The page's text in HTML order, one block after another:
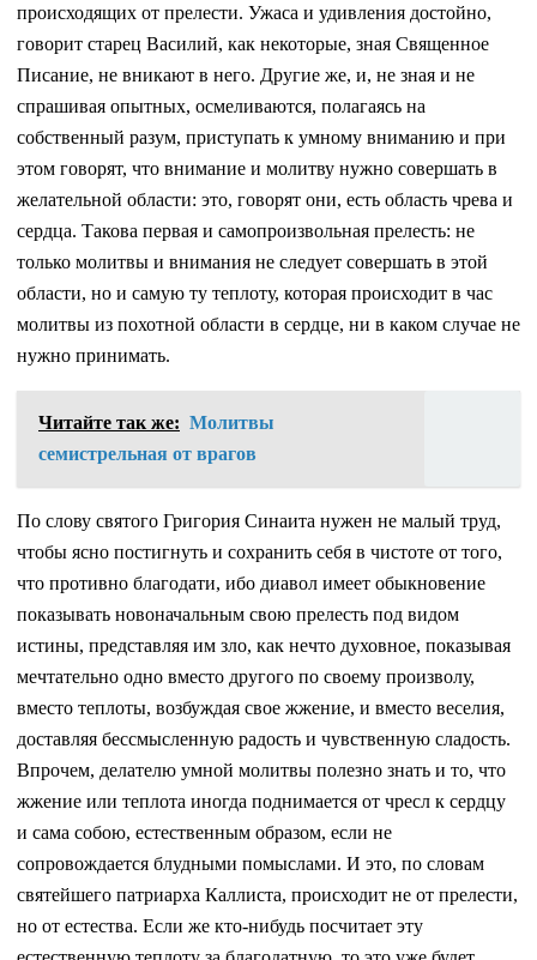
происходящих от прелести. Ужаса и удивления достойно,
говорит старец Василий, как некоторые, зная Священное
Писание, не вникают в него. Другие же, и, не зная и не
спрашивая опытных, осмеливаются, полагаясь на
собственный разум, приступать к умному вниманию и при
этом говорят, что внимание и молитву нужно совершать в
желательной области: это, говорят они, есть область чрева и
сердца. Такова первая и самопроизвольная прелесть: не
только молитвы и внимания не следует совершать в этой
области, но и самую ту теплоту, которая происходит в час
молитвы из похотной области в сердце, ни в каком случае не
нужно принимать.
Читайте так же: Молитвы
семистрельная от врагов
По слову святого Григория Синаита нужен не малый труд,
чтобы ясно постигнуть и сохранить себя в чистоте от того,
что противно благодати, ибо диавол имеет обыкновение
показывать новоначальным свою прелесть под видом
истины, представляя им зло, как нечто духовное, показывая
мечтательно одно вместо другого по своему произволу,
вместо теплоты, возбуждая свое жжение, и вместо веселия,
доставляя бессмысленную радость и чувственную сладость.
Впрочем, делателю умной молитвы полезно знать и то, что
жжение или теплота иногда поднимается от чресл к сердцу
и сама собою, естественным образом, если не
сопровождается блудными помыслами. И это, по словам
святейшего патриарха Каллиста, происходит не от прелести,
но от естества. Если же кто-нибудь посчитает эту